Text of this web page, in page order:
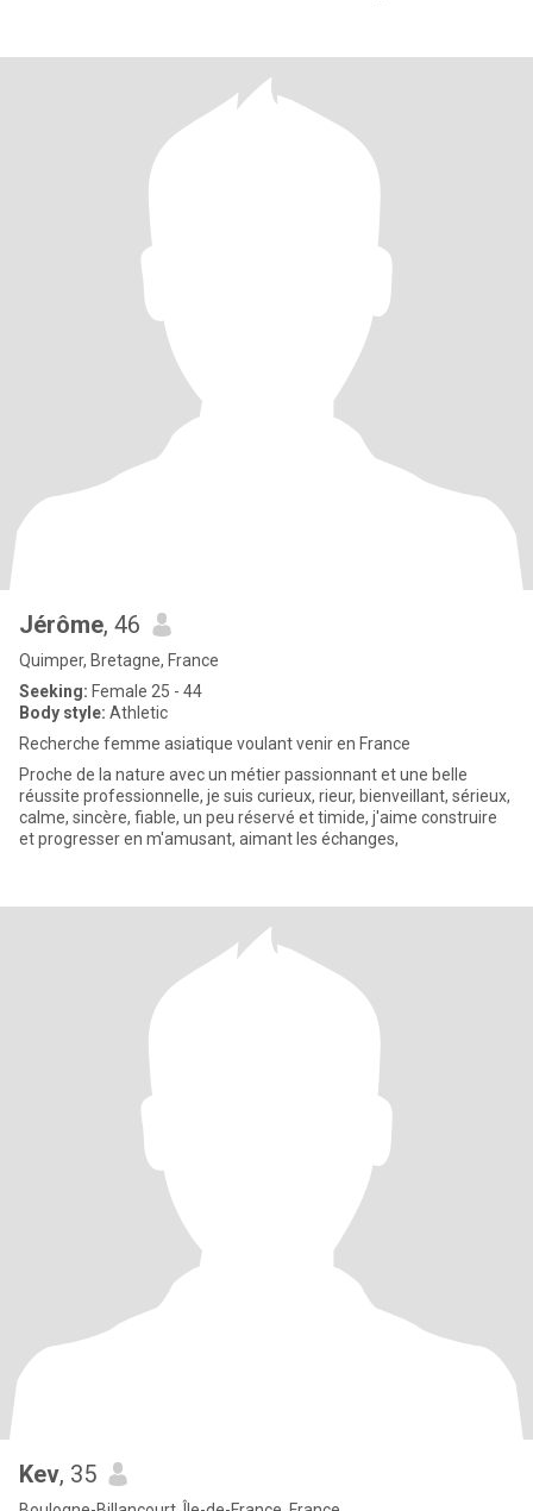
Jérôme, 46
Quimper, Bretagne, France
Seeking: Female 25 - 44
Body style: Athletic
Recherche femme asiatique voulant venir en France
Proche de la nature avec un métier passionnant et une belle
réussite professionnelle, je suis curieux, rieur, bienveillant, sérieux,
calme, sincère, fiable, un peu réservé et timide, j'aime construire
et progresser en m'amusant, aimant les échanges,
Kev, 35